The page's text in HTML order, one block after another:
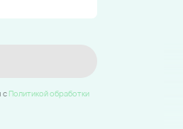
c Политикой обработки